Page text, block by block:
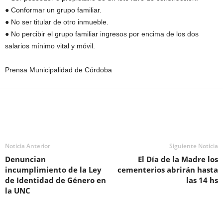
● Conformar un grupo familiar.
● No ser titular de otro inmueble.
● No percibir el grupo familiar ingresos por encima de los dos
salarios mínimo vital y móvil.
Prensa Municipalidad de Córdoba
Noticia Anterior
Denuncian
incumplimiento de la Ley
de Identidad de Género en
la UNC
Siguiente Noticia
El Día de la Madre los
cementerios abrirán hasta
las 14 hs